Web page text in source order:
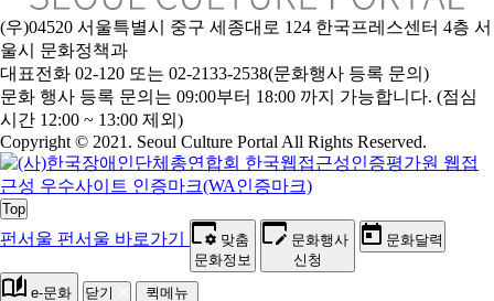
(우)04520 서울특별시 중구 세종대로 124 한국프레스센터 4층 서
울시 문화정책과
대표전화 02-120 또는 02-2133-2538(문화행사 등록 문의)
문화 행사 등록 문의는 09:00부터 18:00 까지 가능합니다. (점심
시간 12:00 ~ 13:00 제외)
Copyright © 2021. Seoul Culture Portal All Rights Reserved.
Top
펀서울 펀서울 바로가기
맞춤
문화정보
문화행사
신청
문화달력
e-문화 닫기 퀵메뉴